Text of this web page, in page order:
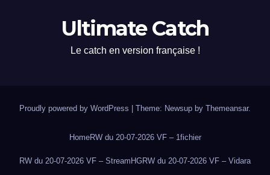
Ultimate Catch
Le catch en version française !
Proudly powered by WordPress | Theme: Newsup by Themeansar.
HomeRW du 20-07-2026 VF – 1fichier
RW du 20-07-2026 VF – StreamHGRW du 20-07-2026 VF – Vidara